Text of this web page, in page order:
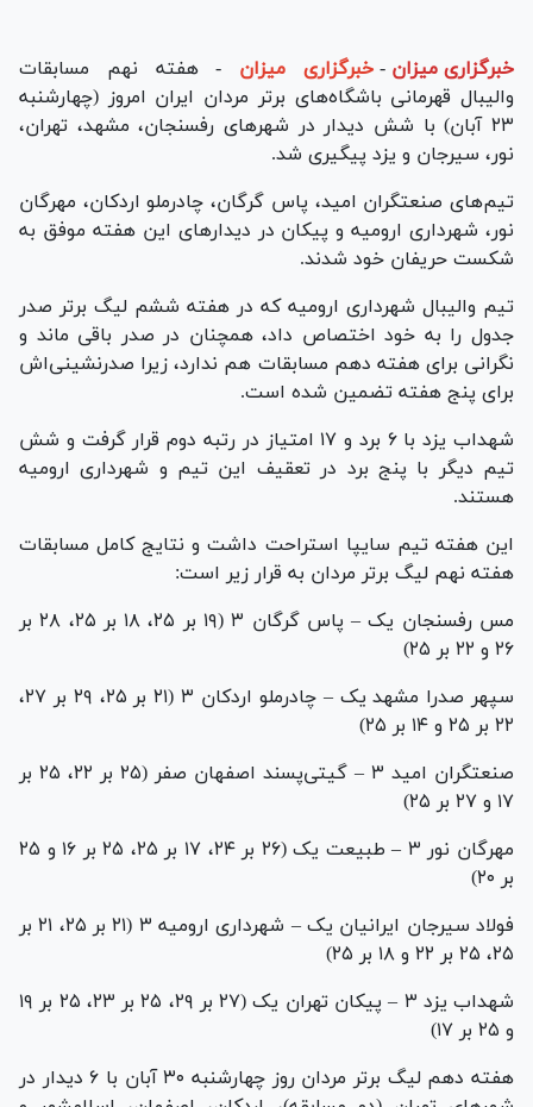
خبرگزاری میزان - خبرگزاری میزان - هفته نهم مسابقات
والیبال قهرمانی باشگاه‌های برتر مردان ایران امروز (چهارشنبه
۲۳ آبان) با شش دیدار در شهر‌های رفسنجان، مشهد، تهران،
نور، سیرجان و یزد پیگیری شد.
تیم‌های صنعتگران امید، پاس گرگان، چادرملو اردکان، مهرگان
نور، شهرداری ارومیه و پیکان در دیدار‌های این هفته موفق به
شکست حریفان خود شدند.
تیم والیبال شهرداری ارومیه که در هفته ششم لیگ برتر صدر
جدول را به خود اختصاص داد، همچنان در صدر باقی ماند و
نگرانی برای هفته دهم مسابقات هم ندارد، زیرا صدرنشینی‌اش
برای پنج هفته تضمین شده است.
شهداب یزد با ۶ برد و ۱۷ امتیاز در رتبه دوم قرار گرفت و شش
تیم دیگر با پنج برد در تعقیف این تیم و شهرداری ارومیه
هستند.
این هفته تیم سایپا استراحت داشت و نتایج کامل مسابقات
هفته نهم لیگ برتر مردان به قرار زیر است:
مس رفسنجان یک – پاس گرگان ۳ (۱۹ بر ۲۵، ۱۸ بر ۲۵، ۲۸ بر
۲۶ و ۲۲ بر ۲۵)
سپهر صدرا مشهد یک – چادرملو اردکان ۳ (۲۱ بر ۲۵، ۲۹ بر ۲۷،
۲۲ بر ۲۵ و ۱۴ بر ۲۵)
صنعتگران امید ۳ – گیتی‌پسند اصفهان صفر (۲۵ بر ۲۲، ۲۵ بر
۱۷ و ۲۷ بر ۲۵)
مهرگان نور ۳ – طبیعت یک (۲۶ بر ۲۴، ۱۷ بر ۲۵، ۲۵ بر ۱۶ و ۲۵
بر ۲۰)
فولاد سیرجان ایرانیان یک – شهرداری ارومیه ۳ (۲۱ بر ۲۵، ۲۱ بر
۲۵، ۲۵ بر ۲۲ و ۱۸ بر ۲۵)
شهداب یزد ۳ – پیکان تهران یک (۲۷ بر ۲۹، ۲۵ بر ۲۳، ۲۵ بر ۱۹
و ۲۵ بر ۱۷)
هفته دهم لیگ برتر مردان روز چهارشنبه ۳۰ آبان با ۶ دیدار در